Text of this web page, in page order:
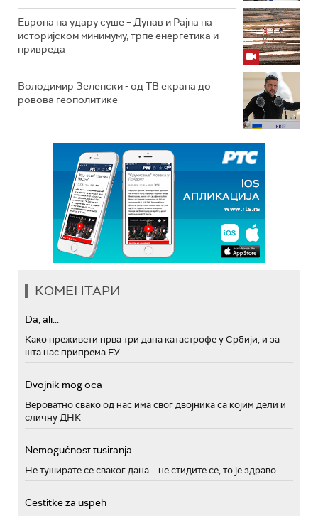
Европа на удару суше – Дунав и Рајна на
историјском минимуму, трпе енергетика и
привреда
Володимир Зеленски - од ТВ екрана до
ровова геополитике
КОМЕНТАРИ
Da, ali...
Како преживети прва три дана катастрофе у Србији, и за
шта нас припрема ЕУ
Dvojnik mog oca
Вероватно свако од нас има свог двојника са којим дели и
сличну ДНК
Nemogućnost tusiranja
Не туширате се сваког дана – не стидите се, то је здраво
Cestitke za uspeh